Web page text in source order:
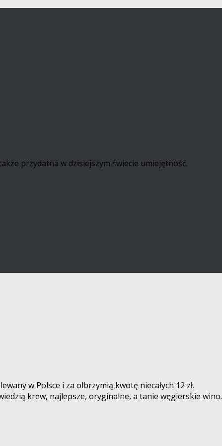
przydatna w dzisiejszym świecie umiejętność.
w Polsce i za olbrzymią kwotę niecałych 12 zł.
krew, najlepsze, oryginalne, a tanie węgierskie